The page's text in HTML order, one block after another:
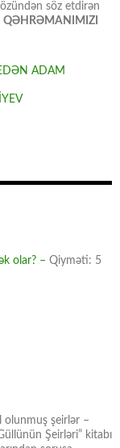
söz etdirən
QƏHRƏMANIMIZI
ADAM
olar? – Qiyməti: 5
olunmuş şeirlər –
Şeirləri” kitabı